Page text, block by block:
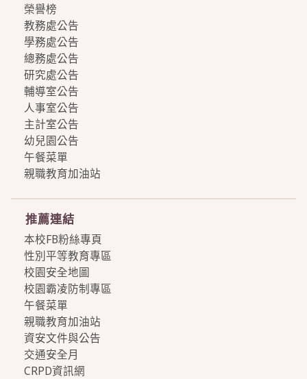
榮譽榜
教務處公告
學務處公告
總務處公告
研究處公告
輔導室公告
人事室公告
主計室公告
幼兒園公告
午餐菜單
親職教育加油站
推薦連結
本校FB粉絲專頁
性別平等教育專區
校園安全地圖
校園霸凌防制專區
午餐菜單
親職教育加油站
資安文件與公告
交通安全月
CRPD資訊網